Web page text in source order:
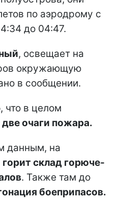
по аэродрому с
до 04:47.
, освещает на
окружающую
в сообщении.
что в целом
две очаги пожара.
данным, на
горит склад горюче-
. Также там до
боеприпасов.